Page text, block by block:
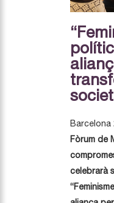
Barcelona
Fòrum de
celebrarà